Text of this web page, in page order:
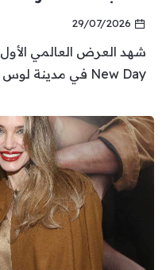
29/07/2026
New Day في مدينة لوس أنجلوس...